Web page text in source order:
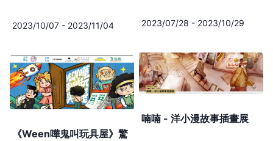
2023/10/07 - 2023/11/04
《Ween嘩鬼叫玩具屋》驚
2023/07/28 - 2023/10/29
喃喃 - 洋小漫故事插畫展